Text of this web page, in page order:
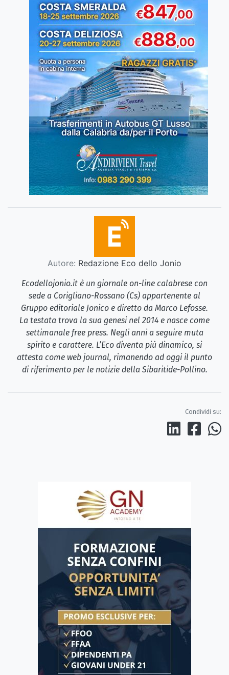
Autore: Redazione Eco dello Jonio
Ecodellojonio.it è un giornale on-line calabrese con
sede a Corigliano-Rossano (Cs) appartenente al
Gruppo editoriale Jonico e diretto da Marco Lefosse.
La testata trova la sua genesi nel 2014 e nasce come
settimanale free press. Negli anni a seguire muta
spirito e carattere. L’Eco diventa più dinamico, si
attesta come web journal, rimanendo ad oggi il punto
di riferimento per le notizie della Sibaritide-Pollino.
Condividi su: